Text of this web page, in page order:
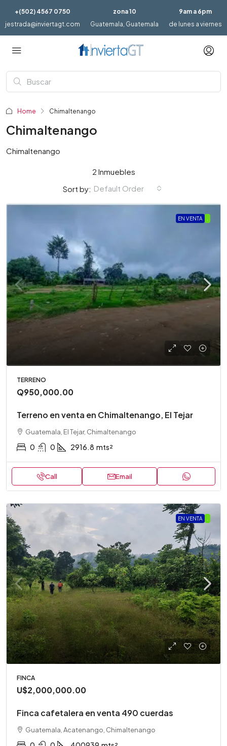
+(502) 4567 0750
jestrada@inviertagt.com
zona 10
Guatemala, Guatemala
9am a 6pm
de lunes a viernes
Home Chimaltenango
Chimaltenango
Chimaltenango
2 Inmuebles
Sort by: Default Order
EN VENTA
TERRENO
Q950,000.00
Terreno en venta en Chimaltenango, El Tejar
Guatemala, El Tejar, Chimaltenango
0 0 2916.8 mts²
Call Email
EN VENTA
FINCA
U$2,000,000.00
Finca cafetalera en venta 490 cuerdas
Guatemala, Acatenango, Chimaltenango